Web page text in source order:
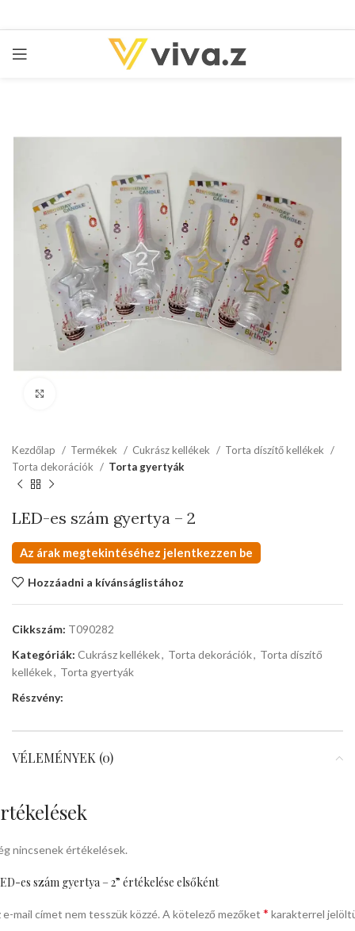
Kezdőlap Termékek Cukrász kellékek
Torta díszítő kellékek
Torta dekorációk
Torta gyertyák
LED-es szám gyertya – 2
Az árak megtekintéséhez jelentkezzen be
Hozzáadni a kívánságlistához
Cikkszám: T090282
Kategóriák: Cukrász kellékek, Torta dekorációk, Torta díszítő
kellékek, Torta gyertyák
Részvény:
VÉLEMÉNYEK (0)
nincsenek értékelések.
es szám gyertya – 2” értékelése elsőként
e-mail címet nem tesszük közzé. A kötelező mezőket * karakterrel